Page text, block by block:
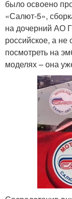
было освоено
«Салют-5»,
на дочерний АО
российское, а не
посмотреть на
моделях – она